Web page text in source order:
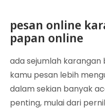
pesan online
papan online
ada sejumlah karangan
kamu pesan lebih
dalam sekian banyak
penting, mulai dari